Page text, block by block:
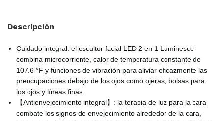
Descripción
Cuidado integral: el escultor facial LED 2 en 1 Luminesce
combina microcorriente, calor de temperatura constante de
107.6 °F y funciones de vibración para aliviar eficazmente las
preocupaciones debajo de los ojos como ojeras, bolsas para
los ojos y líneas finas.
【Antienvejecimiento integral】: la terapia de luz para la cara
combate los signos de envejecimiento alrededor de la cara,